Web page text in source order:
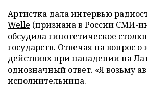
Артистка дала интервью
Welle (признана в России СМИ-
обсудила гипотетическое
государств. Отвечая на вопрос
действиях при нападении на
однозначный ответ. «Я возьму
исполнительница.